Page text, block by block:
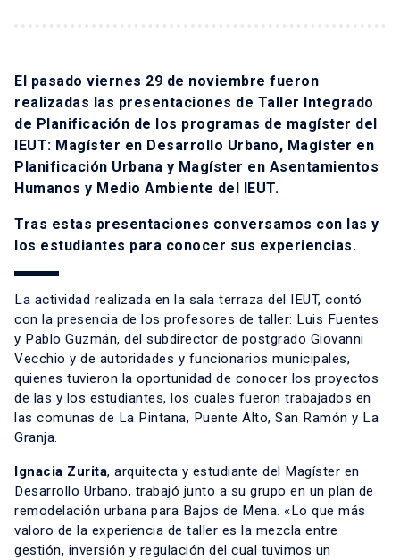
El pasado viernes 29 de noviembre fueron
realizadas las presentaciones de Taller Integrado
de Planificación de los programas de magíster del
IEUT: Magíster en Desarrollo Urbano, Magíster en
Planificación Urbana y Magíster en Asentamientos
Humanos y Medio Ambiente del IEUT.
Tras estas presentaciones conversamos con las y
los estudiantes para conocer sus experiencias.
La actividad realizada en la sala terraza del IEUT, contó
con la presencia de los profesores de taller: Luis Fuentes
y Pablo Guzmán, del subdirector de postgrado Giovanni
Vecchio y de autoridades y funcionarios municipales,
quienes tuvieron la oportunidad de conocer los proyectos
de las y los estudiantes, los cuales fueron trabajados en
las comunas de La Pintana, Puente Alto, San Ramón y La
Granja.
Ignacia Zurita, arquitecta y estudiante del Magíster en
Desarrollo Urbano, trabajó junto a su grupo en un plan de
remodelación urbana para Bajos de Mena. «Lo que más
valoro de la experiencia de taller es la mezcla entre
gestión, inversión y regulación del cual tuvimos un